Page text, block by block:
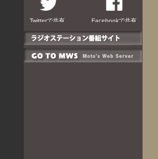
Twitterで共有 Facebookで共有